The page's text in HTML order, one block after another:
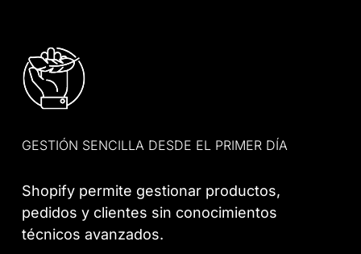
GESTIÓN SENCILLA DESDE EL PRIMER DÍA
Shopify permite gestionar productos,
pedidos y clientes sin conocimientos
técnicos avanzados.